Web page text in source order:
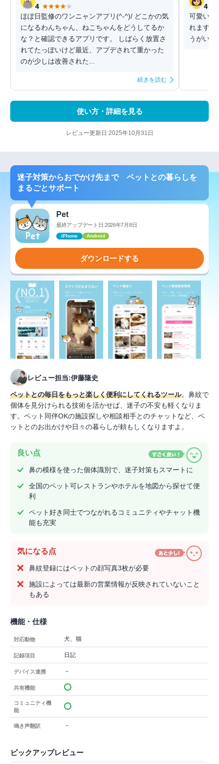
4
ほぼ日監修のワンニャンアプリ(^-^)/ どこかの気
になるわんちゃん、ねこちゃんをどうしてるか
な？と確認できるアプリです。 しばらく放置さ
れてたっぽいけど最近、アプデされて重かった
のが少しは改善された...
続きを読む
4
可愛い犬
れます。
うがいい
使い方・詳細を見る
レビュー更新日:2025年10月31日
迷子対策からおでかけ先まで ペットとの暮らしを
まるごとサポート
Pet
最終アップデート日:2026年7月8日
iPhone Android
ダウンロードする
レビュー担当:伊藤隆史
ペットとの毎日をもっと楽しく便利にしてくれるツール。鼻紋で
個体を見分けられる技術を活かせば、迷子の不安も軽くなりま
す。ペット同伴OKの施設探しや相談相手とのチャットなど、ペ
ットとのお出かけや日々の暮らしが頼もしくなりますよ。
良い点
鼻の模様を使った個体識別で、迷子対策もスマートに
全国のペット可レストランやホテルを地図から探せて便
利
ペット好き同士でつながれるコミュニティやチャット機
能も充実
気になる点
鼻紋登録にはペットの顔写真3枚が必要
施設によっては最新の営業情報が反映されていないこと
もある
機能・仕様
対応動物 犬、猫
記録項目 日記
デバイス連携 －
共有機能
コミュニティ機
能
鳴き声翻訳 －
ピックアップレビュー